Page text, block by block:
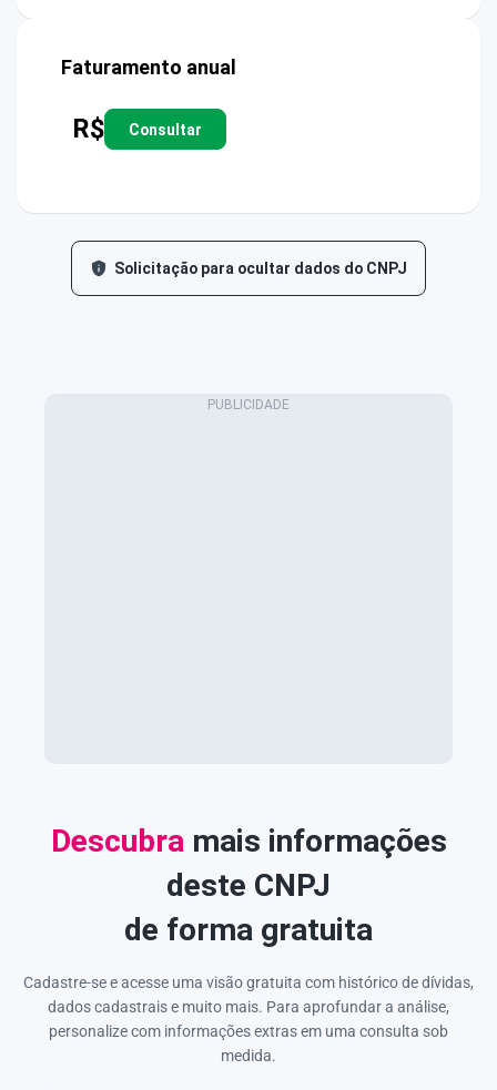
Faturamento anual
R$ Consultar
Solicitação para ocultar dados do CNPJ
Descubra mais informações
deste CNPJ
de forma gratuita
Cadastre-se e acesse uma visão gratuita com histórico de dívidas,
dados cadastrais e muito mais. Para aprofundar a análise,
personalize com informações extras em uma consulta sob
medida.